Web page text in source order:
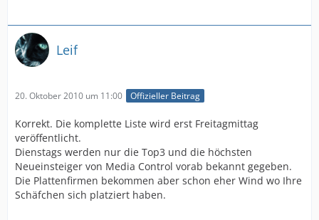
Leif
20. Oktober 2010 um 11:00 Offizieller Beitrag
Korrekt. Die komplette Liste wird erst Freitagmittag
veröffentlicht.
Dienstags werden nur die Top3 und die höchsten
Neueinsteiger von Media Control vorab bekannt gegeben.
Die Plattenfirmen bekommen aber schon eher Wind wo Ihre
Schäfchen sich platziert haben.